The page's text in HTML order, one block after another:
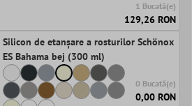
1 Bucată(e)
129,26 RON
Silicon de etanșare a rosturilor Schönox
ES Bahama bej (300 ml)
0 Bucată(e)
0,00 RON